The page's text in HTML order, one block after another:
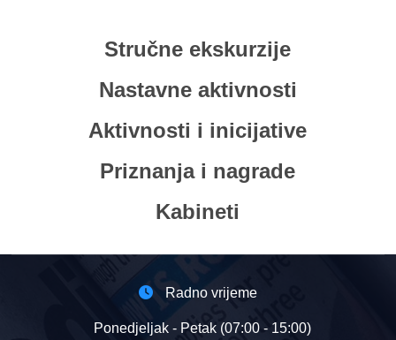
Stručne ekskurzije
Nastavne aktivnosti
Aktivnosti i inicijative
Priznanja i nagrade
Kabineti
Radno vrijeme
Ponedjeljak - Petak (07:00 - 15:00)